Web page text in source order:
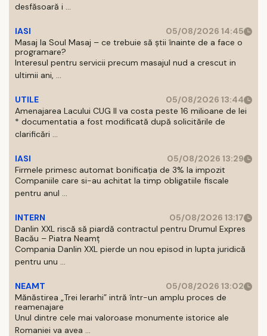
desfăsoară i ...
IASI
05/08/2026 14:45
Masaj la Soul Masaj – ce trebuie să știi înainte de a face o
programare?
Interesul pentru servicii precum masajul nud a crescut in
ultimii ani, ...
UTILE
05/08/2026 13:44
Amenajarea Lacului CUG II va costa peste 16 milioane de lei
* documentatia a fost modificată după solicitările de
clarificări ...
IASI
05/08/2026 13:29
Firmele primesc automat bonificația de 3% la impozit
Companiile care si-au achitat la timp obligatiile fiscale
pentru anul ...
INTERN
05/08/2026 13:17
Danlin XXL riscă să piardă contractul pentru Drumul Expres
Bacău – Piatra Neamț
Compania Danlin XXL pierde un nou episod in lupta juridică
pentru unu ...
NEAMT
05/08/2026 13:02
Mănăstirea „Trei Ierarhi” intră într-un amplu proces de
reamenajare
Unul dintre cele mai valoroase monumente istorice ale
Romaniei va avea ...